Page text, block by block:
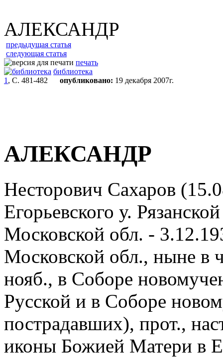
АЛЕКСАНДР
предыдущая статья
следующая статья
печать
библиотека
1 , С. 481-482 опубликовано: 19 декабря 2007г.
АЛЕКСАНДР
Несторович Сахаров
Егорьевского у.
Московской обл. -
Московской обл., ныне в
нояб., в Соборе
Русской и в Соборе
пострадавших), прот.,
иконы Божией Матери в